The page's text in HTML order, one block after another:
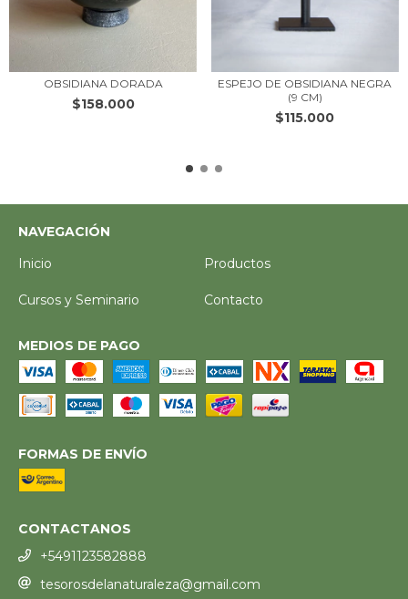
OBSIDIANA DORADA
$158.000
ESPEJO DE OBSIDIANA NEGRA
(9 CM)
$115.000
NAVEGACIÓN
Inicio
Productos
Cursos y Seminario Contacto
MEDIOS DE PAGO
FORMAS DE ENVÍO
CONTACTANOS
+5491123582888
tesorosdelanaturaleza@gmail.com